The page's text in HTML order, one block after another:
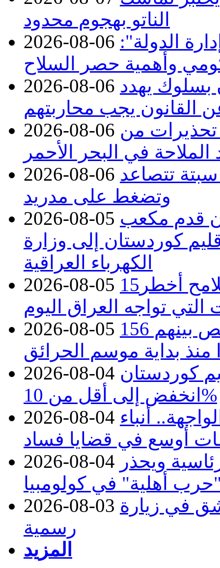
الناتو بهجوم محدود
2026-08-06 الدولة":
وأهمية حصر السلاح
2026-08-06 بسلوك يهدد
القانون يجب محاربتهم
2026-08-06 من
الملاحة في البحر الأحمر
2026-08-06 تتصاعد
وتضغط على مدريد
2026-08-05 توريد 100 مليون قدم مكعب
كوردستان إلى وزارة
الكهرباء العراقية
2026-08-05 15كارثة بيئية ومناخية ترسم ملامح أخطر
التي تواجه العراق اليوم
2026-08-05 حرائق فرنسا.. توقيف 402 شخص بينهم 156
منذ بداية موسم الحرائق
2026-08-04 كوردستان
انخفض إلى أقل من 10%
2026-08-04 أنباء
أوسع في قضايا فساد
2026-08-04 ويحذر
أهلية" في كولومبيا
2026-08-03 في زيارة
رسمية
المزيد